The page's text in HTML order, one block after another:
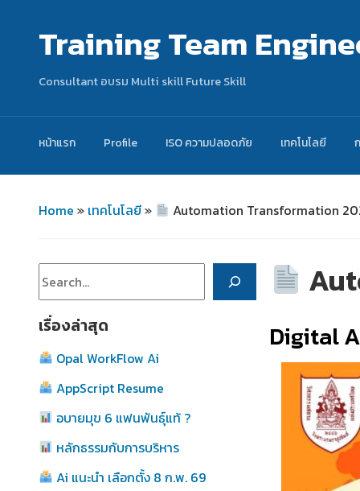
Training Team
Consultant อบรม Multi skill Future Skill
หน้าแรก Profile ISO ความปลอดภัย เทคโนโลยี
Home » เทคโนโลยี» Automation Transformation
เรื่องล่าสุด
Opal WorkFlow Ai
AppScript Resume
อบายมุข 6 แฟนพันธุ์แท้ ?
หลักธรรมกับการบริหาร
Ai แนะนำ เลือกตั้ง 8 ก.พ. 69
Digital